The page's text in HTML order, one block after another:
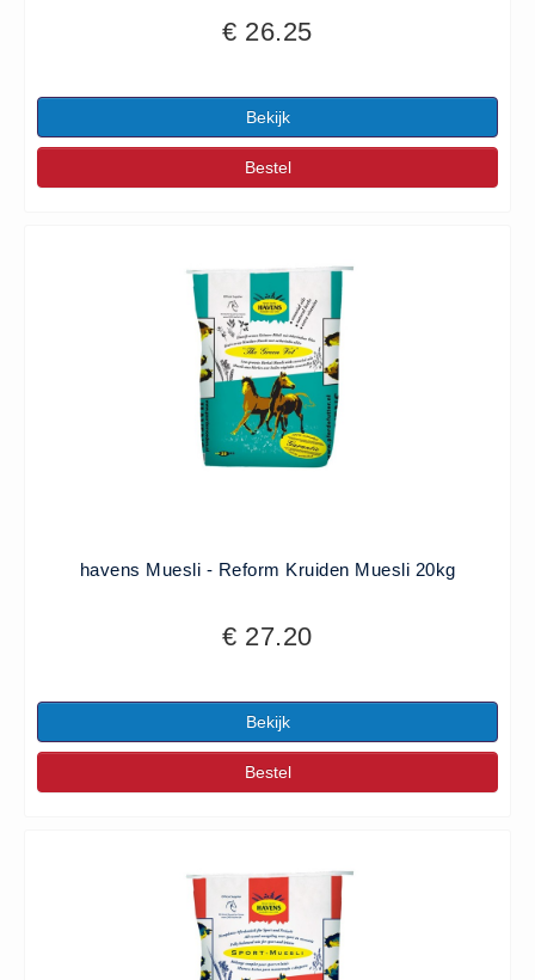
€ 26.25
Bekijk
Bestel
havens Muesli - Reform Kruiden Muesli 20kg
€ 27.20
Bekijk
Bestel